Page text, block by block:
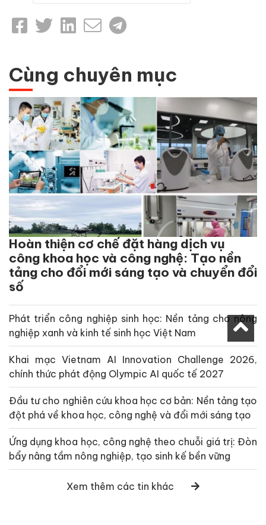
Cùng chuyên mục
Hoàn thiện cơ chế đặt hàng dịch vụ
công khoa học và công nghệ: Tạo nền
tảng cho đổi mới sáng tạo và chuyển đổi
số
Phát triển công nghiệp sinh học: Nền tảng cho nông
nghiệp xanh và kinh tế sinh học Việt Nam
Khai mạc Vietnam AI Innovation Challenge 2026,
chính thức phát động Olympic AI quốc tế 2027
Đầu tư cho nghiên cứu khoa học cơ bản: Nền tảng tạo
đột phá về khoa học, công nghệ và đổi mới sáng tạo
Ứng dụng khoa học, công nghệ theo chuỗi giá trị: Đòn
bẩy nâng tầm nông nghiệp, tạo sinh kế bền vững
Xem thêm các tin khác